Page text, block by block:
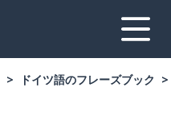
ドイツ語のフレーズブック